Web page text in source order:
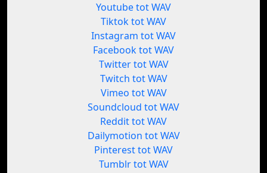
Youtube tot WAV
Tiktok tot WAV
Instagram tot WAV
Facebook tot WAV
Twitter tot WAV
Twitch tot WAV
Vimeo tot WAV
Soundcloud tot WAV
Reddit tot WAV
Dailymotion tot WAV
Pinterest tot WAV
Tumblr tot WAV